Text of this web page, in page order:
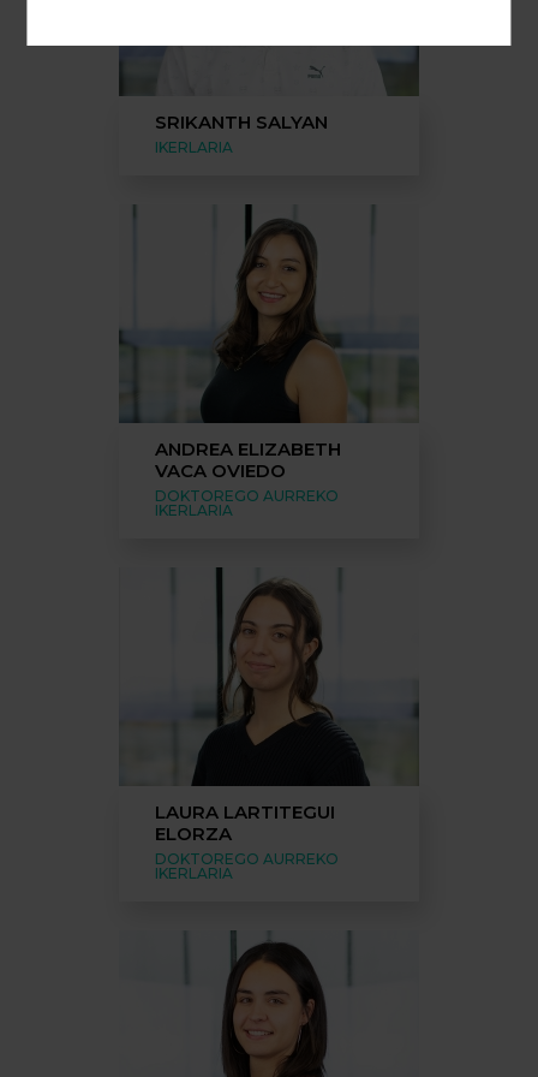
SRIKANTH SALYAN
IKERLARIA
ANDREA ELIZABETH
VACA OVIEDO
DOKTOREGO AURREKO
IKERLARIA
LAURA LARTITEGUI
ELORZA
DOKTOREGO AURREKO
IKERLARIA